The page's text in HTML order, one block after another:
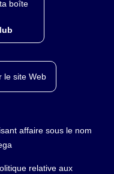
boîte
le site Web
affaire sous le nom
relative aux